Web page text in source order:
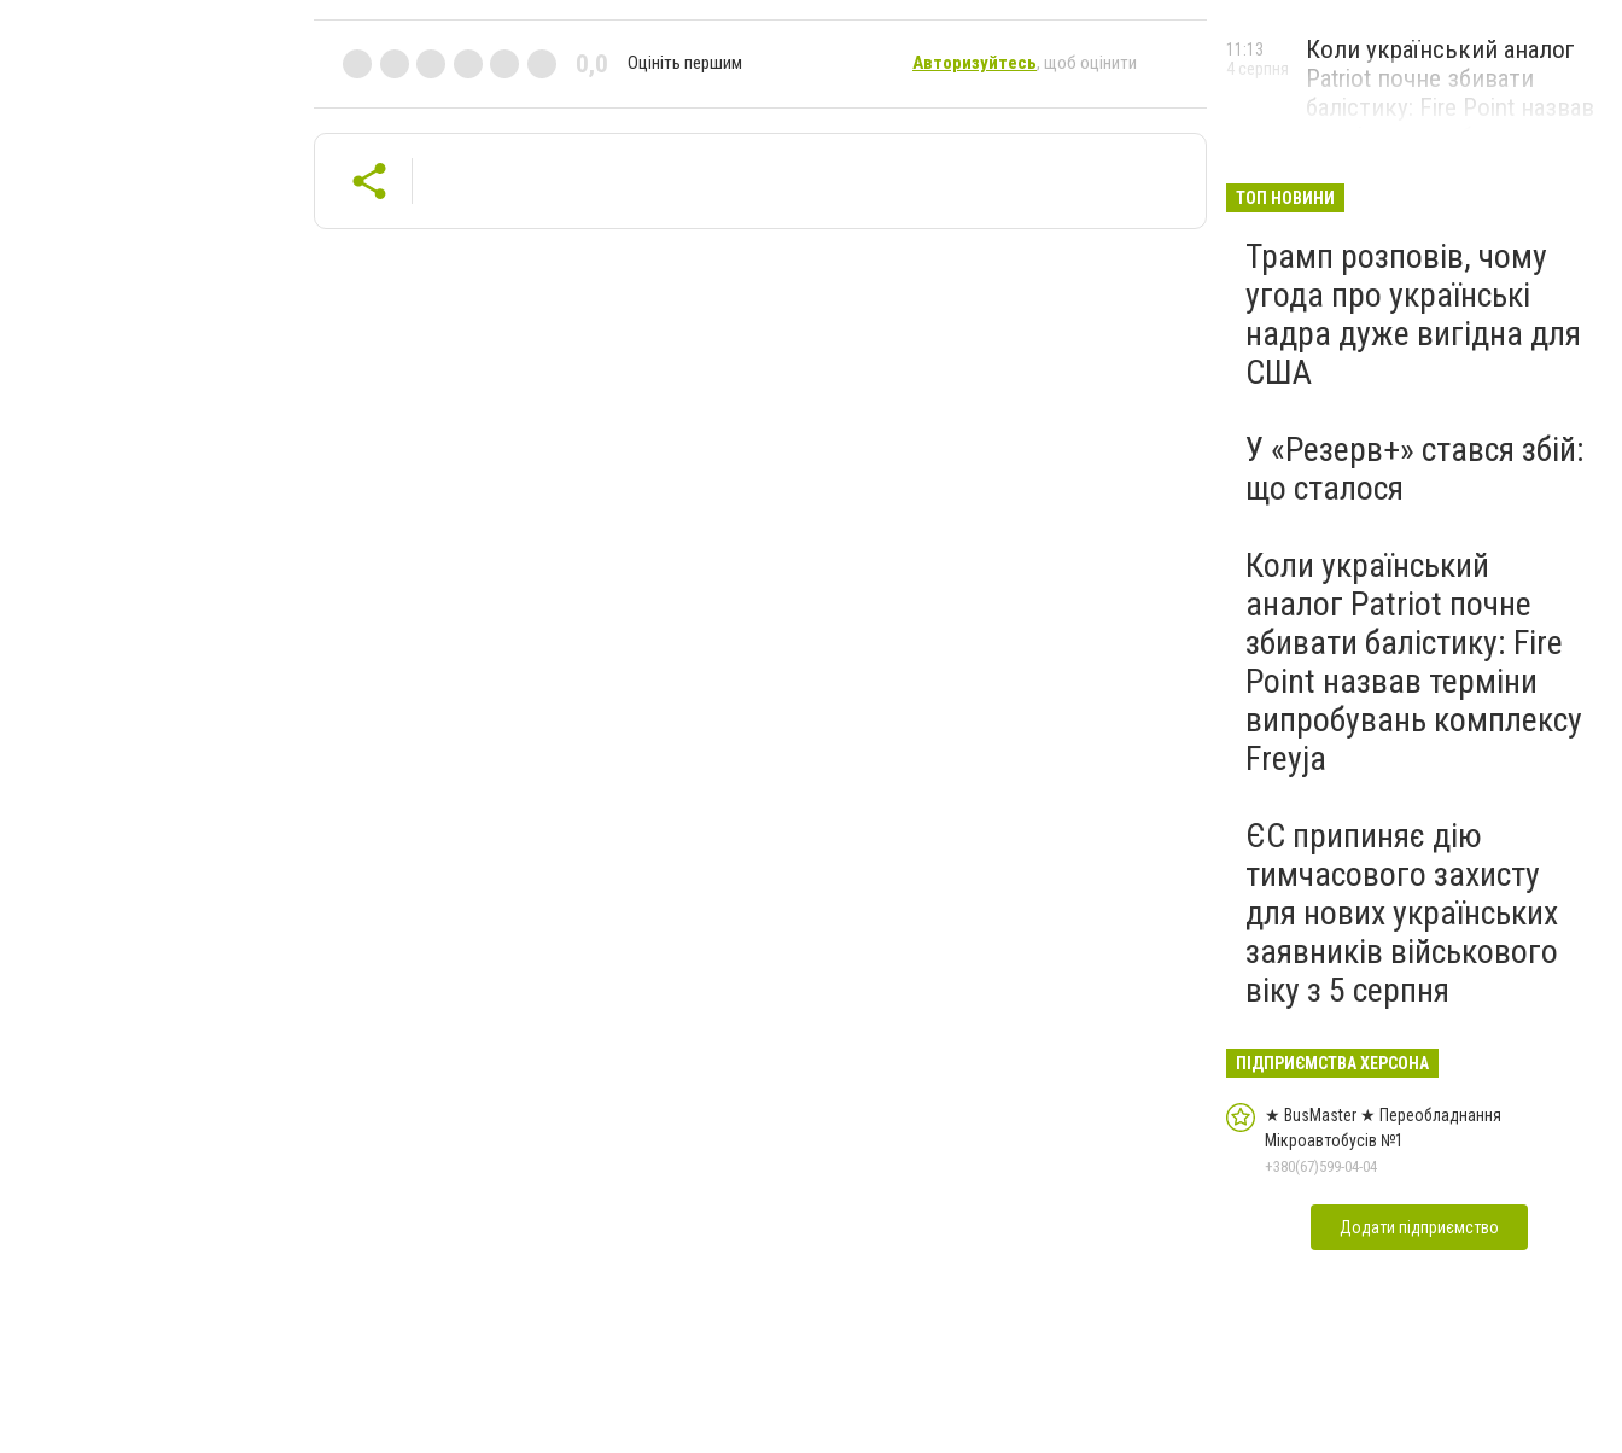
0,0 Оцініть першим Авторизуйтесь, щоб оцінити
Коли український аналог
Patriot почне збивати
балістику: Fire Point назвав
11:13
4 серпня
тривалого стресу: які
симптоми не варто
списувати на втому
НОВИНИ КОМПАНІЙ
4 серпня
ТОП НОВИНИ
Трамп розповів, чому
угода про українські
надра дуже вигідна для
США
У «Резерв+» стався збій:
що сталося
Коли український
аналог Patriot почне
збивати балістику: Fire
Point назвав терміни
випробувань комплексу
Freyja
ЄС припиняє дію
тимчасового захисту
для нових українських
заявників військового
віку з 5 серпня
ПІДПРИЄМСТВА ХЕРСОНА
★ BusMaster ★ Переобладнання
Мікроавтобусів №1
+380(67)599-04-04
Додати підприємство